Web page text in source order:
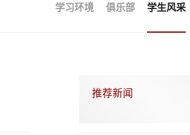
学习环境 俱乐部 学生风采
推荐新闻